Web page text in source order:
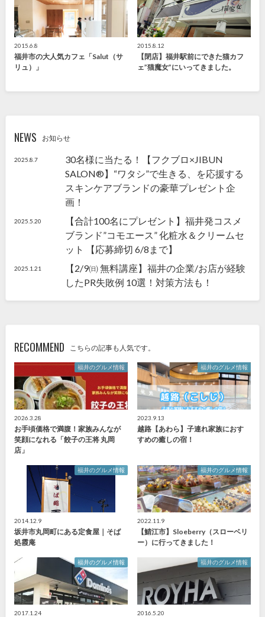
2015.6.8
福井市の大人気カフェ「Salut（サ
リュ）」
2015.8.12
【閉店】福井駅前にできた猫カフ
ェ”猫魔女”にいってきました。
NEWS お知らせ
2025.8.7
30名様に当たる！【フクブロ×JIBUN
SALON®】“ワタシ”で生きる、を応援する
スキンケアブランドの豪華プレゼント企
画！
2025.5.20
【合計100名にプレゼント】福井発コスメ
ブランド”コモエース” 化粧水＆クリームセ
ット 【応募締切 6/8まで】
2025.1.21
【2/9㈰ 無料講座】福井の企業/お店が経験
したPR失敗例 10選！対策方法も！
RECOMMEND こちらの記事も人気です。
福井のグルメ情報
2026.3.28
お手頃価格で満腹！家族みんなが
笑顔になれる「餃子の王将 丸岡
店」
福井のグルメ情報
2023.9.13
越路【あわら】子連れ家族におす
すめの癒しの宿！
福井のグルメ情報
2014.12.9
坂井市丸岡町にある定食屋｜そば
処霞庵
福井のグルメ情報
2022.11.9
【鯖江市】Sloeberry（スローベリ
ー）に行ってきました！
福井のグルメ情報
2017.1.24
福井のグルメ情報
2016.5.20